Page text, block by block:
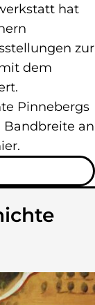
hat
zur
dem
Pinnebergs
Bandbreite an
die